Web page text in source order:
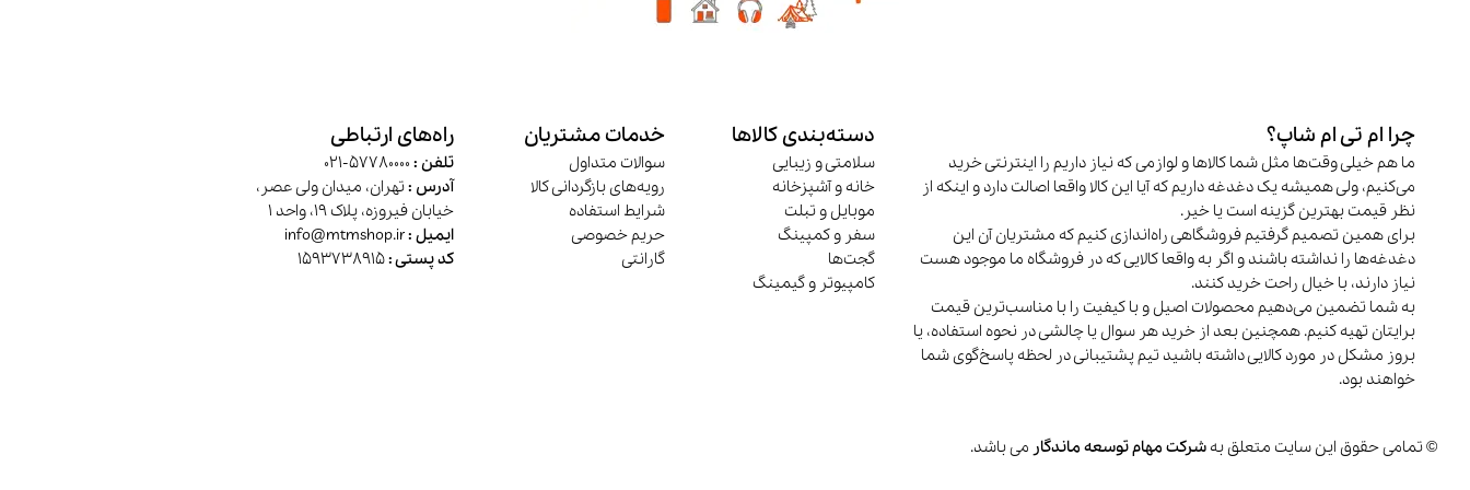
چرا ام تی ام شاپ؟
ما هم خیلی وقت‌ها مثل شما کالاها و لوازمی که نیاز داریم را اینترنتی خرید
می‌کنیم، ولی همیشه یک دغدغه داریم که آیا این کالا واقعا اصالت دارد و اینکه از
نظر قیمت بهترین گزینه است یا خیر.
برای همین تصمیم گرفتیم فروشگاهی راه‌اندازی کنیم که مشتریان آن این
دغدغه‌ها را نداشته باشند و اگر به واقعا کالایی که در فروشگاه ما موجود هست
نیاز دارند، با خیال راحت خرید کنند.
به شما تضمین می‌دهیم محصولات اصیل و با کیفیت را با مناسب‌ترین قیمت
برایتان تهیه کنیم. همچنین بعد از خرید هر سوال یا چالشی در نحوه استفاده، یا
بروز مشکل در مورد کالایی داشته باشید تیم پشتیبانی در لحظه پاسخ‌گوی شما
خواهند بود.
دسته‌بندی کالاها
سلامتی و زیبایی
خانه و آشپزخانه
موبایل و تبلت
سفر و کمپینگ
گجت‌ها
کامپیوتر و گیمینگ
خدمات مشتریان
سوالات متداول
رویه‌های بازگردانی کالا
شرایط استفاده
حریم خصوصی
گارانتی
راه‌های ارتباطی
تلفن :57780000-021
آدرس :تهران، میدان ولی عصر،
خیابان فیروزه، پلاک 19، واحد 1
ایمیل :info@mtmshop.ir
کد پستی :1593738915
© تمامی حقوق این سایت متعلق به شرکت مهام توسعه ماندگار می باشد.